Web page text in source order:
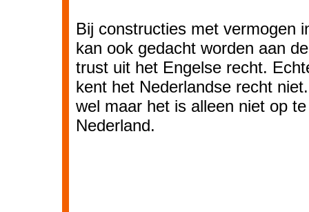
Bij constructies met vermogen
kan ook gedacht worden aan
trust uit het Engelse recht.
kent het Nederlandse recht
wel maar het is alleen niet op
Nederland.